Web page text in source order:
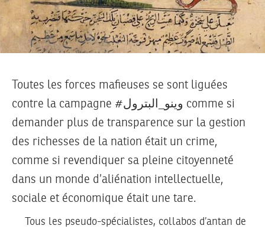
Toutes les forces mafieuses se sont liguées
contre la campagne #وينو_البترول comme si
demander plus de transparence sur la gestion
des richesses de la nation était un crime,
comme si revendiquer sa pleine citoyenneté
dans un monde d’aliénation intellectuelle,
sociale et économique était une tare.
Tous les pseudo-spécialistes, collabos d’antan de